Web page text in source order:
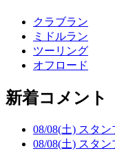
クラブラン
ミドルラン
ツーリング
オフロード
新着コメント
08/08(土) スタ
08/08(土) スタ